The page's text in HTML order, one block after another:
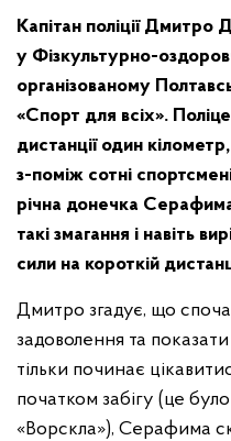
Капітан поліції Дмитро
у Фізкультурно-
організованому
«Спорт для всіх».
дистанції один
з-поміж сотні
річна донечка
такі змагання і навіть
сили на короткій
Дмитро згадує, що
задоволення та
тільки починає
початком забігу (це
«Ворскла»), Серафима